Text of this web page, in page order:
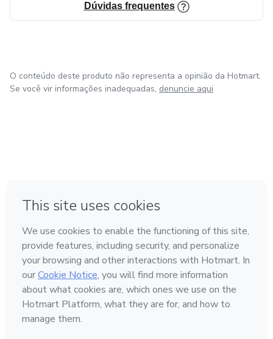
Dúvidas frequentes
O conteúdo deste produto não representa a opinião da Hotmart.
Se você vir informações inadequadas, denuncie aqui
Feito com ❤ na Cidade do México
Conheça a Hotmart
Idioma
Português